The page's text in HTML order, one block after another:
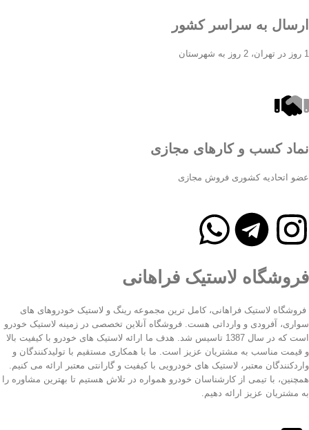
ارسال به سراسر کشور
1 روز در تهران، 2 روز به شهرستان
نماد کسب و کارهای مجازی
عضو اتحادیه کشوری فروش مجازی
فروشگاه لاستیک فراهانی
فروشگاه لاستیک فراهانی، کامل ترین مجموعه رینگ و لاستیک خودروهای های
سواری، آفرودی و وارداتی هست. فروشگاه آنلاین تخصصی در زمینه لاستیک خودرو
است که در سال 1387 تاسیس شد. هدف ما ارائه لاستیک های خودرو با کیفیت بالا
و قیمت مناسب به مشتریان عزیز است. ما با همکاری مستقیم با تولیدکنندگان و
واردکنندگان معتبر، لاستیک های خودرویی با کیفیت و گارانتی معتبر ارائه می کنیم.
همچنین، با تیمی از کارشناسان خودرو همواره در تلاش هستیم تا بهترین مشاوره را
به مشتریان عزیز ارائه دهیم.